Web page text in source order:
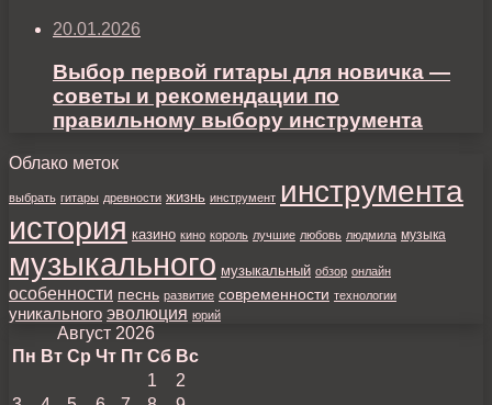
20.01.2026
Выбор первой гитары для новичка —
советы и рекомендации по
правильному выбору инструмента
Облако меток
выбрать гитары древности жизнь инструмент инструмента
история казино кино король лучшие любовь людмила музыка
музыкального музыкальный обзор онлайн
особенности песнь развитие современности технологии
уникального эволюция юрий
Август 2026
Пн Вт Ср Чт Пт Сб Вс
1
2